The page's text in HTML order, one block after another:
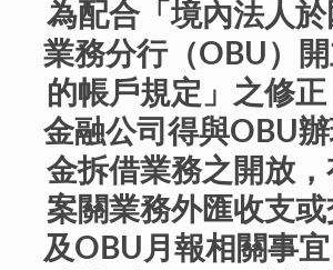
為配合「境內法人
業務分行（OBU）開
的帳戶規定」之修
金融公司得與OBU
金拆借業務之開放
案關業務外匯收支
及OBU月報相關事